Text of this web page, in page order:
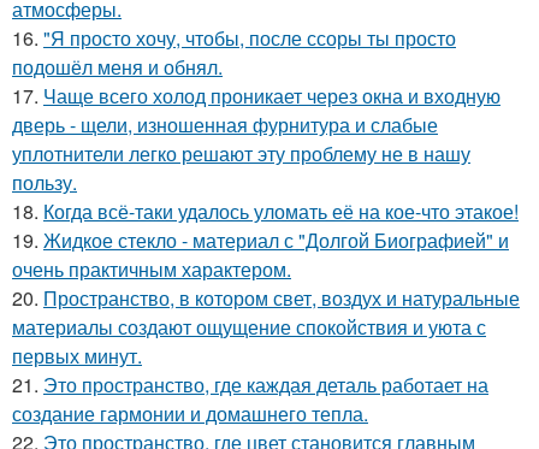
атмосферы.
16. "Я просто хочу, чтобы, после ссоры ты просто
подошёл меня и обнял.
17. Чаще всего холод проникает через окна и входную
дверь - щели, изношенная фурнитура и слабые
уплотнители легко решают эту проблему не в нашу
пользу.
18. Когда всё-таки удалось уломать её на кое-что этакое!
19. Жидкое стекло - материал с "Долгой Биографией" и
очень практичным характером.
20. Пространство, в котором свет, воздух и натуральные
материалы создают ощущение спокойствия и уюта с
первых минут.
21. Это пространство, где каждая деталь работает на
создание гармонии и домашнего тепла.
22. Это пространство, где цвет становится главным